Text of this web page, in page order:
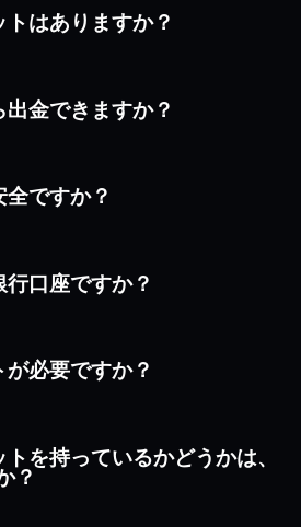
はありますか？
金できますか？
ですか？
口座ですか？
必要ですか？
を持っているかどうかは、
？